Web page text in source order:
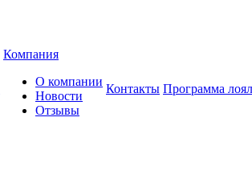
Компания
О компании
Новости
Отзывы
Контакты Программа